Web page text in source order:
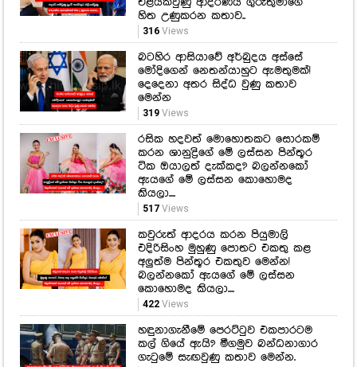
හිත උණුකරන කතාව..
316Views
බටහිර ආසියාවේ අර්බුදය අස්සේ
මෝදිගෙන් නෙතන්යාහුට ඇමතුමක්!
දෙදෙනා අතර සිද්ධ වුණු කතාව
මෙන්න
319Views
රසික හදවත් මොහොතකට සොරකම්
කරන ශානුද්‍රිගේ මේ ලස්සන පින්තූර
ටික ඔයාලත් දැක්කද? බලන්නකෝ
ඇයගේ මේ ලස්සන කොහොමද
කියලා....
517Views
කවුරුත් ආදරය කරන පියුමාලි
එදිරිසිංහ මුහුණු පොතට එකතු කළ
අලුත්ම පින්තූර එකතුව මෙන්න!
බලන්නකෝ ඇයගේ මේ ලස්සන
කොහොමද කියලා....
422Views
හඳුනාගැනීමේ පෙරට්ටුව එකපාරටම
කල් ගියේ ඇයි? මීගමුව බන්ධනාගාර
ගැටුමේ සැඟවුණු කතාව මෙන්න.